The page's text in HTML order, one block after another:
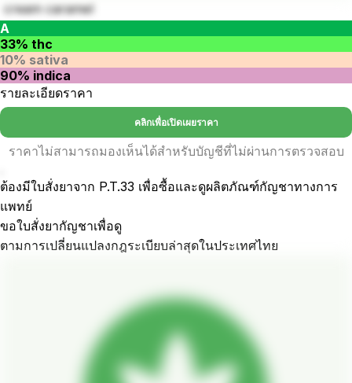
cream caramel
A
33% thc
10% sativa
90% indica
รายละเอียดราคา
คลิกเพื่อเปิดเผยราคา
ราคาไม่สามารถมองเห็นได้สำหรับบัญชีที่ไม่ผ่านการตรวจสอบ
ต้องมีใบสั่งยาจาก P.T.33 เพื่อซื้อและดูผลิตภัณฑ์กัญชาทางการ
แพทย์
ขอใบสั่งยากัญชาเพื่อดู
ตามการเปลี่ยนแปลงกฎระเบียบล่าสุดในประเทศไทย